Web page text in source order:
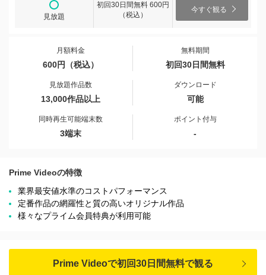
見放題
初回30日間無料 600円
（税込）
今すぐ観る
月額料金
600円（税込）
無料期間
初回30日間無料
見放題作品数
13,000作品以上
ダウンロード
可能
同時再生可能端末数
3端末
ポイント付与
-
Prime Videoの特徴
業界最安値水準のコストパフォーマンス
定番作品の網羅性と質の高いオリジナル作品
様々なプライム会員特典が利用可能
Prime Videoで初回30日間無料で観る